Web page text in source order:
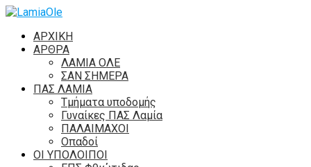
ΑΡΧΙΚΗ
ΑΡΘΡΑ
ΛΑΜΙΑ ΟΛΕ
ΣΑΝ ΣΗΜΕΡΑ
ΠΑΣ ΛΑΜΙΑ
Τμήματα υποδομής
Γυναίκες ΠΑΣ Λαμία
ΠΑΛΑΙΜΑΧΟΙ
Οπαδοί
ΟΙ ΥΠΟΛΟΙΠΟΙ